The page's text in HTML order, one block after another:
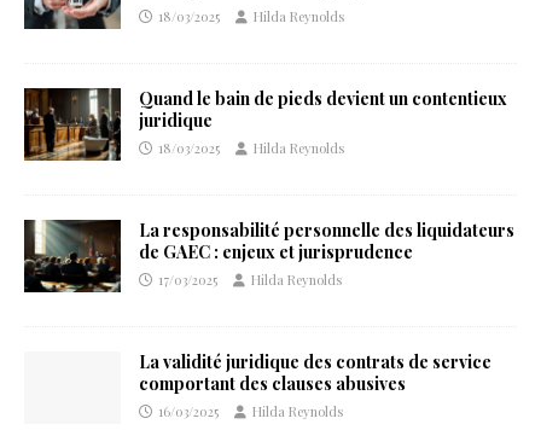
18/03/2025 Hilda Reynolds
Quand le bain de pieds devient un contentieux
juridique
18/03/2025 Hilda Reynolds
La responsabilité personnelle des liquidateurs
de GAEC : enjeux et jurisprudence
17/03/2025 Hilda Reynolds
La validité juridique des contrats de service
comportant des clauses abusives
16/03/2025 Hilda Reynolds